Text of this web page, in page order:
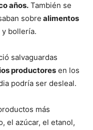
años. También se
sobre alimentos
y bollería.
salvaguardas
productores en los
podría ser desleal.
más
el azúcar, el etanol,